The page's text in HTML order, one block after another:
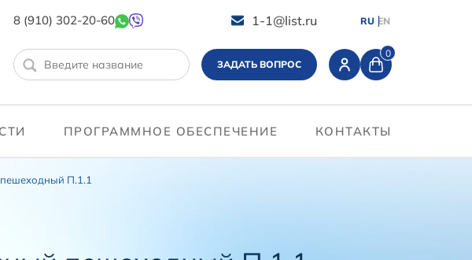
8 (910) 302-20-60 1-1@list.ru RU EN
ЗАДАТЬ ВОПРОС
0
ПРОГРАММНОЕ ОБЕСПЕЧЕНИЕ КОНТАКТЫ
П.1.1